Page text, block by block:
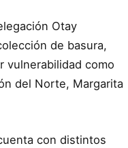
Otay
de basura,
vulnerabilidad como
del Norte, Margarita
con distintos